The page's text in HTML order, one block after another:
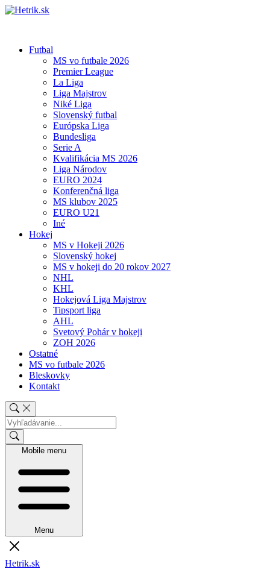
Futbal
MS vo futbale 2026
Premier League
La Liga
Liga Majstrov
Niké Liga
Slovenský futbal
Európska Liga
Bundesliga
Serie A
Kvalifikácia MS 2026
Liga Národov
EURO 2024
Konferenčná liga
MS klubov 2025
EURO U21
Iné
Hokej
MS v Hokeji 2026
Slovenský hokej
MS v hokeji do 20 rokov 2027
NHL
KHL
Hokejová Liga Majstrov
Tipsport liga
AHL
Svetový Pohár v hokeji
ZOH 2026
Ostatné
MS vo futbale 2026
Bleskovky
Kontakt
Mobile menu
Menu
Hetrik.sk